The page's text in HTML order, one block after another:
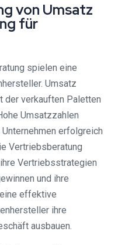
von Umsatz
für
spielen eine
Umsatz
der verkauften Paletten
Umsatzzahlen
erfolgreich
Vertriebsberatung
Vertriebsstrategien
und ihre
effektive
ihre
ausbauen.